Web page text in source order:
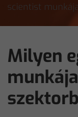
scientist
Milyen